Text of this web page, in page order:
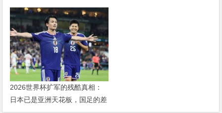
2026世界杯扩军的残酷真相：
日本已是亚洲天花板，国足的差